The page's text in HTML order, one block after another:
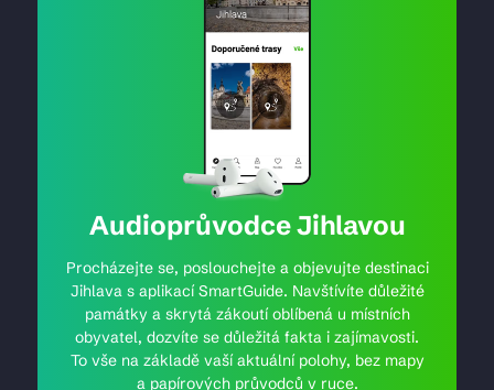
Audioprůvodce Jihlavou
Procházejte se, poslouchejte a objevujte destinaci
Jihlava s aplikací SmartGuide. Navštívíte důležité
památky a skrytá zákoutí oblíbená u místních
obyvatel, dozvíte se důležitá fakta i zajímavosti.
To vše na základě vaší aktuální polohy, bez mapy
a papírových průvodců v ruce.